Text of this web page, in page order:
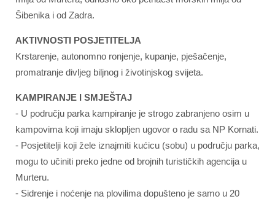
Šibenika i od Zadra.
AKTIVNOSTI POSJETITELJA
Krstarenje, autonomno ronjenje, kupanje, pješačenje,
promatranje divljeg biljnog i životinjskog svijeta.
KAMPIRANJE I SMJEŠTAJ
- U području parka kampiranje je strogo zabranjeno osim u
kampovima koji imaju sklopljen ugovor o radu sa NP Kornati.
- Posjetitelji koji žele iznajmiti kućicu (sobu) u području parka,
mogu to učiniti preko jedne od brojnih turističkih agencija u
Murteru.
- Sidrenje i noćenje na plovilima dopušteno je samo u 20